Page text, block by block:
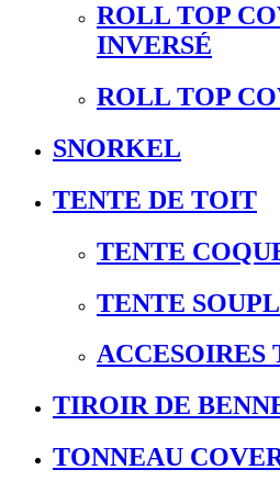
ROLL TOP
INVERSÉ
ROLL TOP
SNORKEL
TENTE DE TOIT
TENTE
TENTE
ACCESOIRES
TIROIR DE
TONNEAU